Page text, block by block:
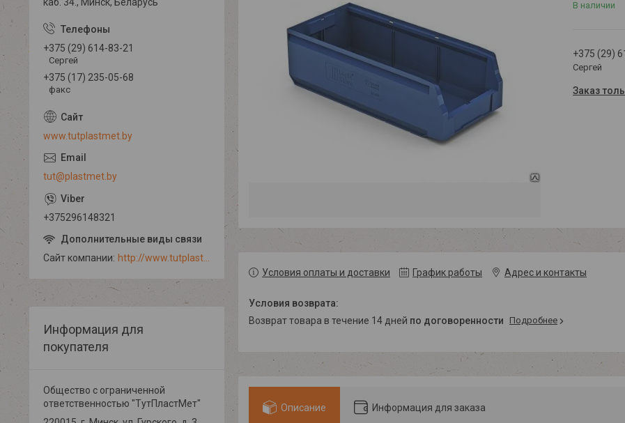
В наличии
+375 (29)
Сергей
Заказ
Условия оплаты и доставки График работы Адрес и контакты
возврат товара в течение 14 дней по договоренности Подробнее
Описание Информация для заказа
+375 (29) 614-83-21
Сергей
+375 (17) 235-05-68
факс
www.tutplastmet.by
tut@plastmet.by
+375296148321
Сайт компании
Информация для
покупателя
Общество с ограниченной
ответственностью "ТутПластМет"